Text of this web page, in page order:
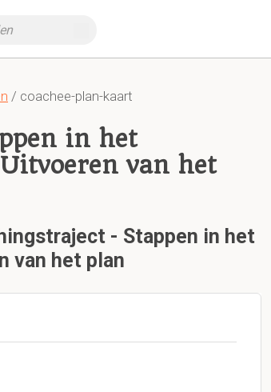
/ coachee-plan-kaart
in het
van het
- Stappen in het
van het plan